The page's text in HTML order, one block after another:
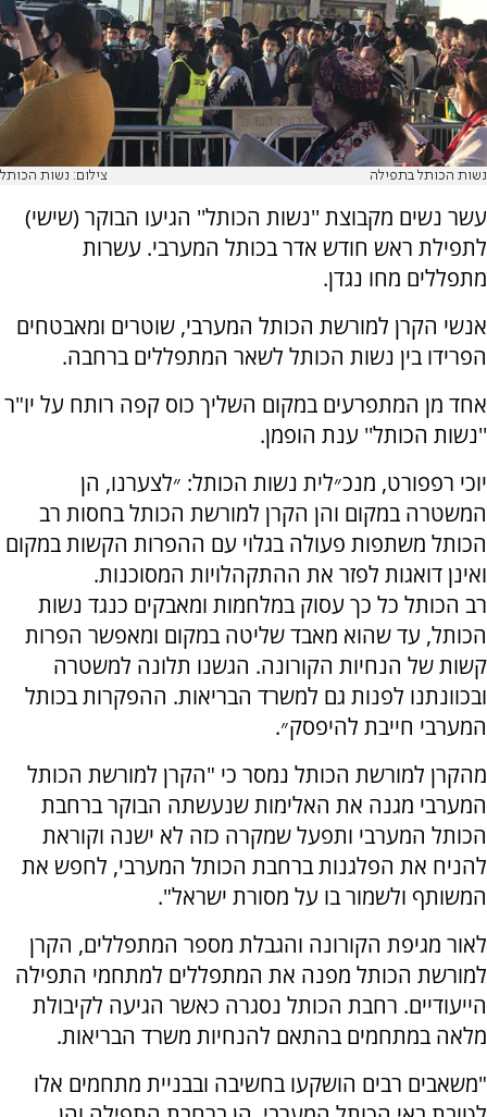
נשות הכותל בתפילה צילום: נשות הכותל
עשר נשים מקבוצת ''נשות הכותל'' הגיעו הבוקר (שישי)
לתפילת ראש חודש אדר בכותל המערבי. עשרות
מתפללים מחו נגדן.
אנשי הקרן למורשת הכותל המערבי, שוטרים ומאבטחים
הפרידו בין נשות הכותל לשאר המתפללים ברחבה.
אחד מן המתפרעים במקום השליך כוס קפה רותח על יו"ר
''נשות הכותל'' ענת הופמן.
יוכי רפפורט, מנכ״לית נשות הכותל: ״לצערנו, הן
המשטרה במקום והן הקרן למורשת הכותל בחסות רב
הכותל משתפות פעולה בגלוי עם ההפרות הקשות במקום
ואינן דואגות לפזר את ההתקהלויות המסוכנות.
רב הכותל כל כך עסוק במלחמות ומאבקים כנגד נשות
הכותל, עד שהוא מאבד שליטה במקום ומאפשר הפרות
קשות של הנחיות הקורונה. הגשנו תלונה למשטרה
ובכוונתנו לפנות גם למשרד הבריאות. ההפקרות בכותל
המערבי חייבת להיפסק״.
מהקרן למורשת הכותל נמסר כי "הקרן למורשת הכותל
המערבי מגנה את האלימות שנעשתה הבוקר ברחבת
הכותל המערבי ותפעל שמקרה כזה לא ישנה וקוראת
להניח את הפלגנות ברחבת הכותל המערבי, לחפש את
המשותף ולשמור בו על מסורת ישראל".
לאור מגיפת הקורונה והגבלת מספר המתפללים, הקרן
למורשת הכותל מפנה את המתפללים למתחמי התפילה
הייעודיים. רחבת הכותל נסגרה כאשר הגיעה לקיבולת
מלאה במתחמים בהתאם להנחיות משרד הבריאות.
"משאבים רבים הושקעו בחשיבה ובבניית מתחמים אלו